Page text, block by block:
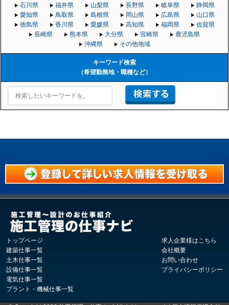
石川県
福井県 山梨県 長野県 岐阜県
静岡県
愛知県
鳥取県 島根県 岡山県 広島県
山口県
徳島県
香川県 愛媛県 高知県 福岡県
佐賀県
長崎県
熊本県 大分県 宮崎県
鹿児島県
沖縄県
その他地域
キーワード検索
（希望勤務地・職種など）
トップページ
建築仕事一覧
土木仕事一覧
設備仕事一覧
電気仕事一覧
プラント・機械仕事一覧
求人企業様はこちら
会社概要
お問い合わせ
プライバシーポリシー